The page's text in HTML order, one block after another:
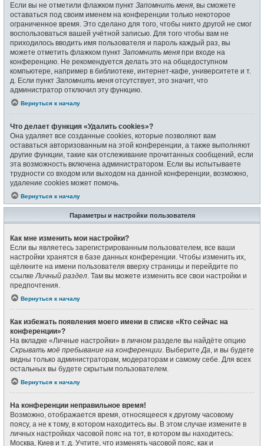
Если вы не отметили флажком пункт Запомнить меня , вы сможете
оставаться под своим именем на конференции только некоторое
ограниченное время. Это сделано для того, чтобы никто другой не смог
воспользоваться вашей учётной записью. Для того чтобы вам не
приходилось вводить имя пользователя и пароль каждый раз, вы
можете отметить флажком пункт Запомнить меня при входе на
конференцию. Не рекомендуется делать это на общедоступном
компьютере, например в библиотеке, интернет-кафе, университете и т.
д. Если пункт Запомнить меня отсутствует, это значит, что
администратор отключил эту функцию.
Вернуться к началу
Что делает функция «Удалить cookies»?
Она удаляет все созданные cookies, которые позволяют вам
оставаться авторизованным на этой конференции, а также выполняют
другие функции, такие как отслеживание прочитанных сообщений, если
эта возможность включена администратором. Если вы испытываете
трудности со входом или выходом на данной конференции, возможно,
удаление cookies может помочь.
Вернуться к началу
Параметры и настройки пользователя
Как мне изменить мои настройки?
Если вы являетесь зарегистрированным пользователем, все ваши
настройки хранятся в базе данных конференции. Чтобы изменить их,
щёлкните на имени пользователя вверху страницы и перейдите по
ссылкеЛичный раздел. Там вы можете изменить все свои настройки и
предпочтения.
Вернуться к началу
Как избежать появления моего имени в списке «Кто сейчас на
конференции»?
На вкладке «Личные настройки» в личном разделе вы найдёте опцию
Скрывать моё пребывание на конференции. ВыберитеДа, и вы будете
видны только администраторам, модераторам и самому себе. Для всех
остальных вы будете скрытым пользователем.
Вернуться к началу
На конференции неправильное время!
Возможно, отображается время, относящееся к другому часовому
поясу, а не к тому, в котором находитесь вы. В этом случае измените в
личных настройках часовой пояс на тот, в котором вы находитесь:
Москва, Киев и т. д. Учтите, что изменять часовой пояс, как и